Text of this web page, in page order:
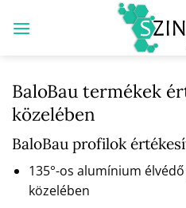
BaloBau termékek
közelében
BaloBau profilok
135°-os alumínium
közelében